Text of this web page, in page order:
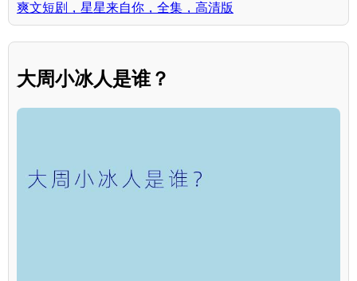
爽文短剧，星星来自你，全集，高清版
大周小冰人是谁？